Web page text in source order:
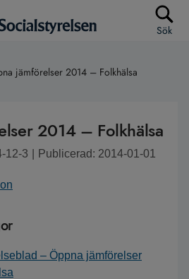
Sök
jämförelser 2014 – Folkhälsa
2014 – Folkhälsa
12-3 Publicerad: 2014-01-01
– Öppna jämförelser